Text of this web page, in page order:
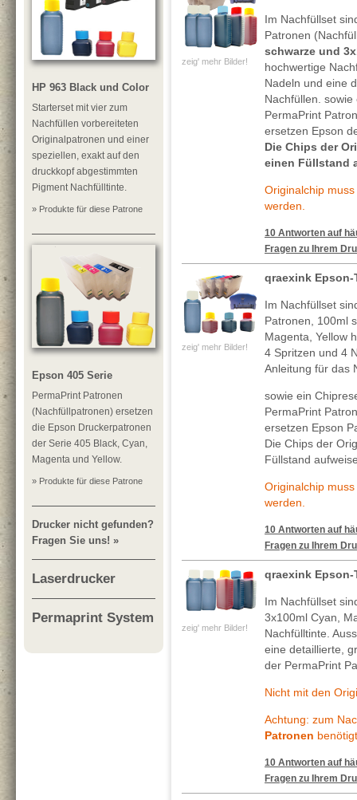
HP 963 Black und Color
Starterset mit vier zum
Nachfüllen vorbereiteten
Originalpatronen und einer
speziellen, exakt auf den
druckkopf abgestimmten
Pigment Nachfülltinte.
» Produkte für diese Patrone
Epson 405 Serie
PermaPrint Patronen
(Nachfüllpatronen) ersetzen
die Epson Druckerpatronen
der Serie 405 Black, Cyan,
Magenta und Yellow.
» Produkte für diese Patrone
Drucker nicht gefunden?
Fragen Sie uns! »
Laserdrucker
Permaprint System
zeig' mehr Bilder!
Im Nachfüllset
Patronen
schwarze und
hochwertige
Nadeln und eine
Nachfüllen.
PermaPrint
ersetzen Epson
Die Chips der
einen Füllstand
Originalchip
werden.
10 Antworten auf
Fragen zu Ihrem
zeig' mehr Bilder!
qraexink Epson-
Im Nachfüllset
Patronen, 100ml
Magenta, Yellow
4 Spritzen und 4
Anleitung für das
sowie ein
PermaPrint
ersetzen Epson
Die Chips der
Füllstand
Originalchip
werden.
10 Antworten auf
Fragen zu Ihrem
zeig' mehr Bilder!
qraexink Epson-
Im Nachfüllset
3x100ml Cyan,
Nachfülltinte.
eine detaillierte,
der PermaPrint
Nicht mit den
Achtung: zum
Patronen
10 Antworten auf
Fragen zu Ihrem